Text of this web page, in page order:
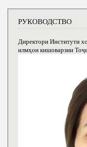
РУКОВОДСТВО
Директори Институти
илмҳои кишоварзии